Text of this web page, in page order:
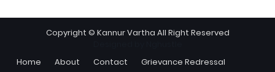
Copyright © Kannur Vartha All Right Reserved
Home
About Contact Grievance Redressal